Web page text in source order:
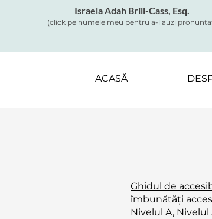
Israela Adah Brill-Cass, Esq.
(click pe numele meu pentru a-l auzi
ACASĂ
Ghidul de
îmbunătăți
Nivelul A, Nivelul